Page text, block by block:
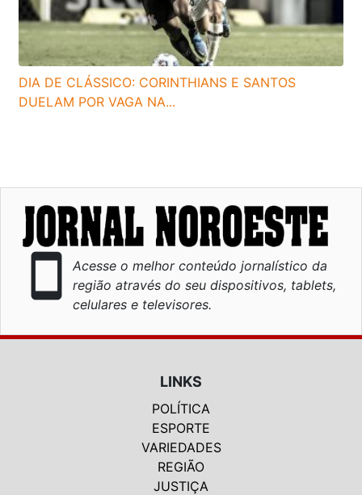
DIA DE CLÁSSICO: CORINTHIANS E SANTOS
DUELAM POR VAGA NA...
smartphone
Acesse o melhor conteúdo jornalístico da
região através do seu dispositivos, tablets,
celulares e televisores.
LINKS
POLÍTICA
ESPORTE
VARIEDADES
REGIÃO
JUSTIÇA